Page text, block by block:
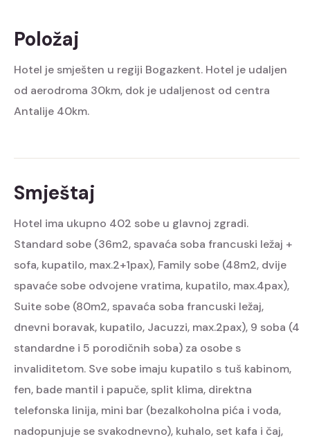
Položaj
Hotel je smješten u regiji Bogazkent. Hotel je udaljen
od aerodroma 30km, dok je udaljenost od centra
Antalije 40km.
Smještaj
Hotel ima ukupno 402 sobe u glavnoj zgradi.
Standard sobe (36m2, spavaća soba francuski ležaj +
sofa, kupatilo, max.2+1pax), Family sobe (48m2, dvije
spavaće sobe odvojene vratima, kupatilo, max.4pax),
Suite sobe (80m2, spavaća soba francuski ležaj,
dnevni boravak, kupatilo, Jacuzzi, max.2pax), 9 soba (4
standardne i 5 porodičnih soba) za osobe s
invaliditetom. Sve sobe imaju kupatilo s tuš kabinom,
fen, bade mantil i papuče, split klima, direktna
telefonska linija, mini bar (bezalkoholna pića i voda,
nadopunjuje se svakodnevno), kuhalo, set kafa i čaj,